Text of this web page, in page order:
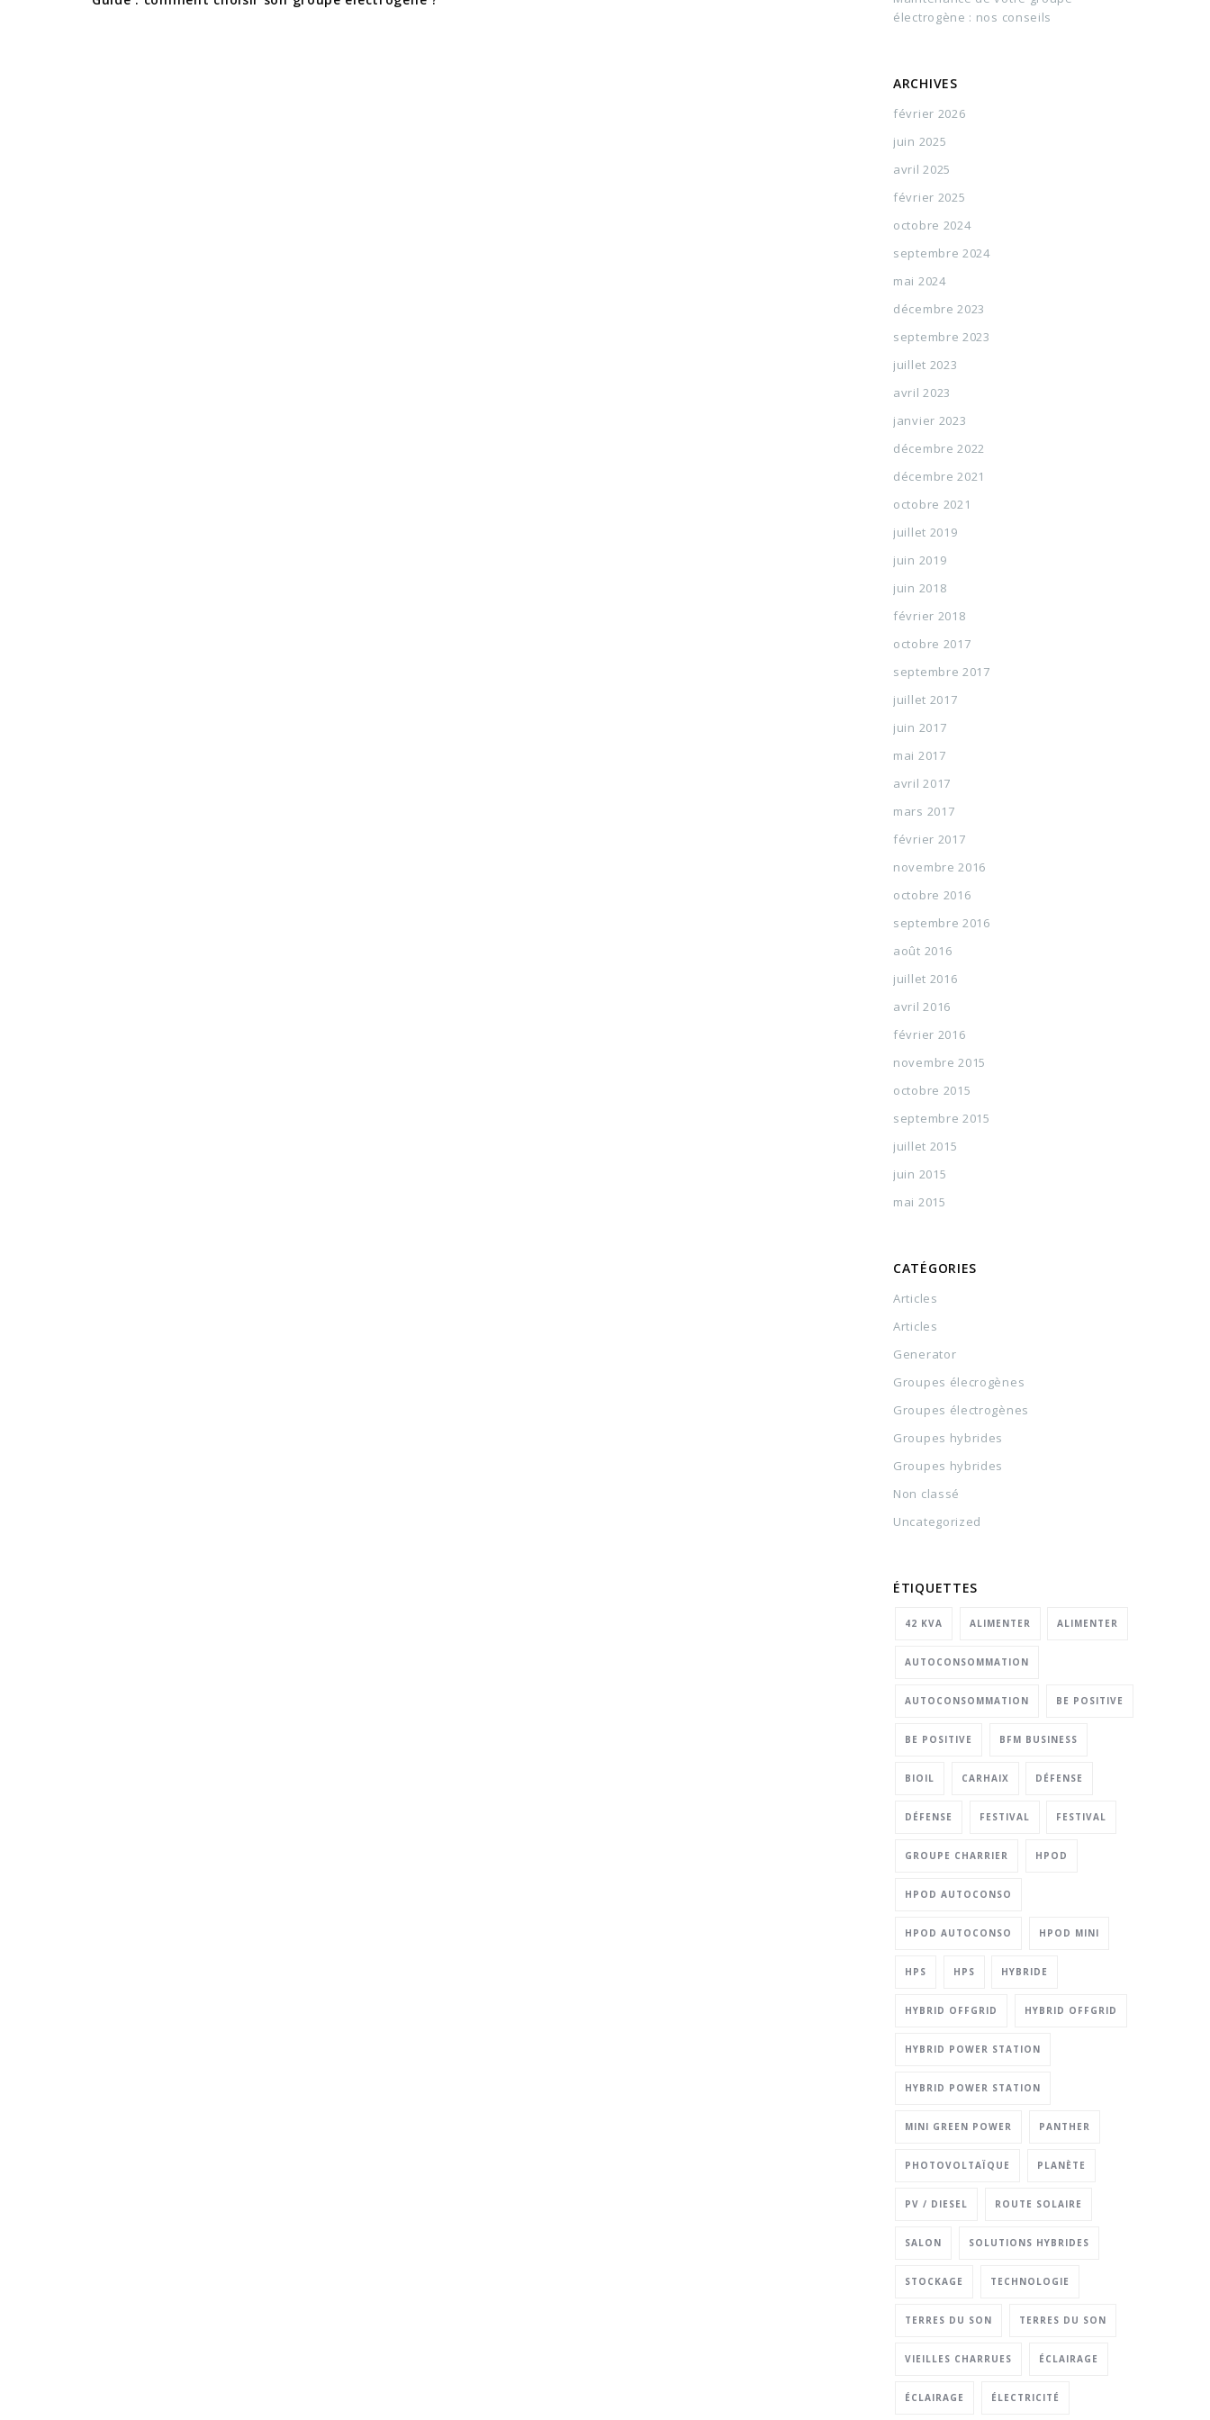
électrogène : nos conseils
ARCHIVES
février 2026
juin 2025
avril 2025
février 2025
octobre 2024
septembre 2024
mai 2024
décembre 2023
septembre 2023
juillet 2023
avril 2023
janvier 2023
décembre 2022
décembre 2021
octobre 2021
juillet 2019
juin 2019
juin 2018
février 2018
octobre 2017
septembre 2017
juillet 2017
juin 2017
mai 2017
avril 2017
mars 2017
février 2017
novembre 2016
octobre 2016
septembre 2016
août 2016
juillet 2016
avril 2016
février 2016
novembre 2015
octobre 2015
septembre 2015
juillet 2015
juin 2015
mai 2015
CATÉGORIES
Articles
Articles
Generator
Groupes élecrogènes
Groupes électrogènes
Groupes hybrides
Groupes hybrides
Non classé
Uncategorized
ÉTIQUETTES
42 KVA ALIMENTER ALIMENTER
AUTOCONSOMMATION
AUTOCONSOMMATION BE POSITIVE
BE POSITIVE BFM BUSINESS
BIOIL CARHAIX DÉFENSE
DÉFENSE FESTIVAL FESTIVAL
GROUPE CHARRIER HPOD
HPOD AUTOCONSO
HPOD AUTOCONSO HPOD MINI
HPS HPS HYBRIDE
HYBRID OFFGRID HYBRID OFFGRID
HYBRID POWER STATION
HYBRID POWER STATION
MINI GREEN POWER PANTHER
PHOTOVOLTAÏQUE PLANÈTE
PV / DIESEL ROUTE SOLAIRE
SALON SOLUTIONS HYBRIDES
STOCKAGE TECHNOLOGIE
TERRES DU SON TERRES DU SON
VIEILLES CHARRUES ÉCLAIRAGE
ÉCLAIRAGE ÉLECTRICITÉ